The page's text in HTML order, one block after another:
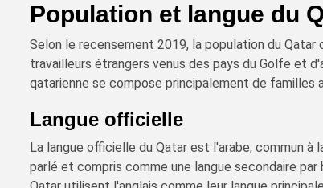
Population et langue du
Selon le recensement 2019, la population du
travailleurs étrangers venus des pays du Golfe et
qatarienne se compose principalement de familles
Langue officielle
La langue officielle du Qatar est l'arabe, commun
parlé et compris comme une langue secondaire